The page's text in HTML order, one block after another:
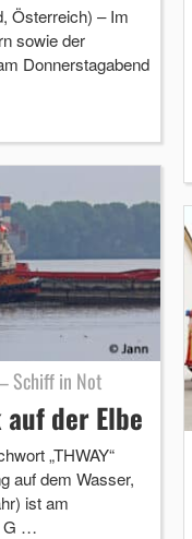
Österreich) – Im
sowie der
Donnerstagabend
Schiff in Not
der Elbe
„THWAY“
auf dem Wasser,
ist am
G …